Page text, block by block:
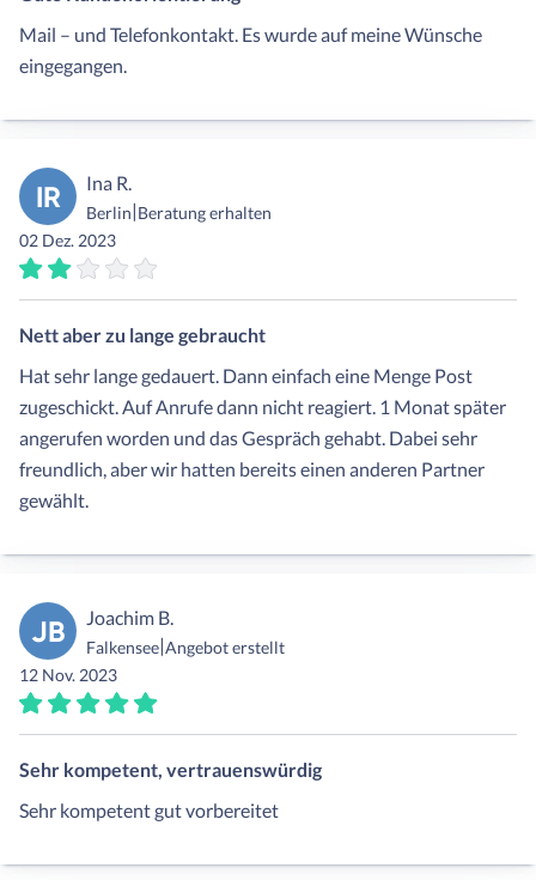
Mail – und Telefonkontakt. Es wurde auf meine Wünsche
eingegangen.
IR Ina R.
Berlin|Beratung erhalten
02 Dez. 2023
Nett aber zu lange gebraucht
Hat sehr lange gedauert. Dann einfach eine Menge Post
zugeschickt. Auf Anrufe dann nicht reagiert. 1 Monat später
angerufen worden und das Gespräch gehabt. Dabei sehr
freundlich, aber wir hatten bereits einen anderen Partner
gewählt.
JB Joachim B.
Falkensee|Angebot erstellt
12 Nov. 2023
Sehr kompetent, vertrauenswürdig
Sehr kompetent gut vorbereitet